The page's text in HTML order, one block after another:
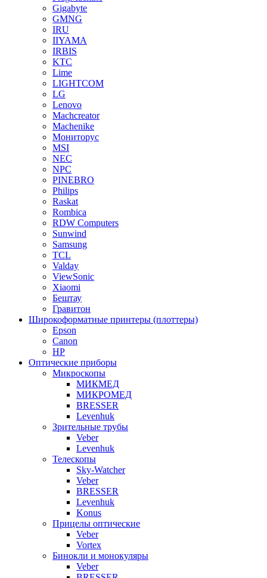
Gigabyte
GMNG
IRU
IIYAMA
IRBIS
KTC
Lime
LIGHTCOM
LG
Lenovo
Machcreator
Machenike
Мониторус
MSI
NEC
NPC
PINEBRO
Philips
Raskat
Rombica
RDW Computers
Sunwind
Samsung
TCL
Valday
ViewSonic
Xiaomi
Бештау
Гравитон
Широкоформатные принтеры (плоттеры)
Epson
Canon
HP
Оптические приборы
Микроскопы
МИКМЕД
МИКРОМЕД
BRESSER
Levenhuk
Зрительные трубы
Veber
Levenhuk
Телескопы
Sky-Watcher
Veber
BRESSER
Levenhuk
Konus
Прицелы оптические
Veber
Vortex
Бинокли и монокуляры
Veber